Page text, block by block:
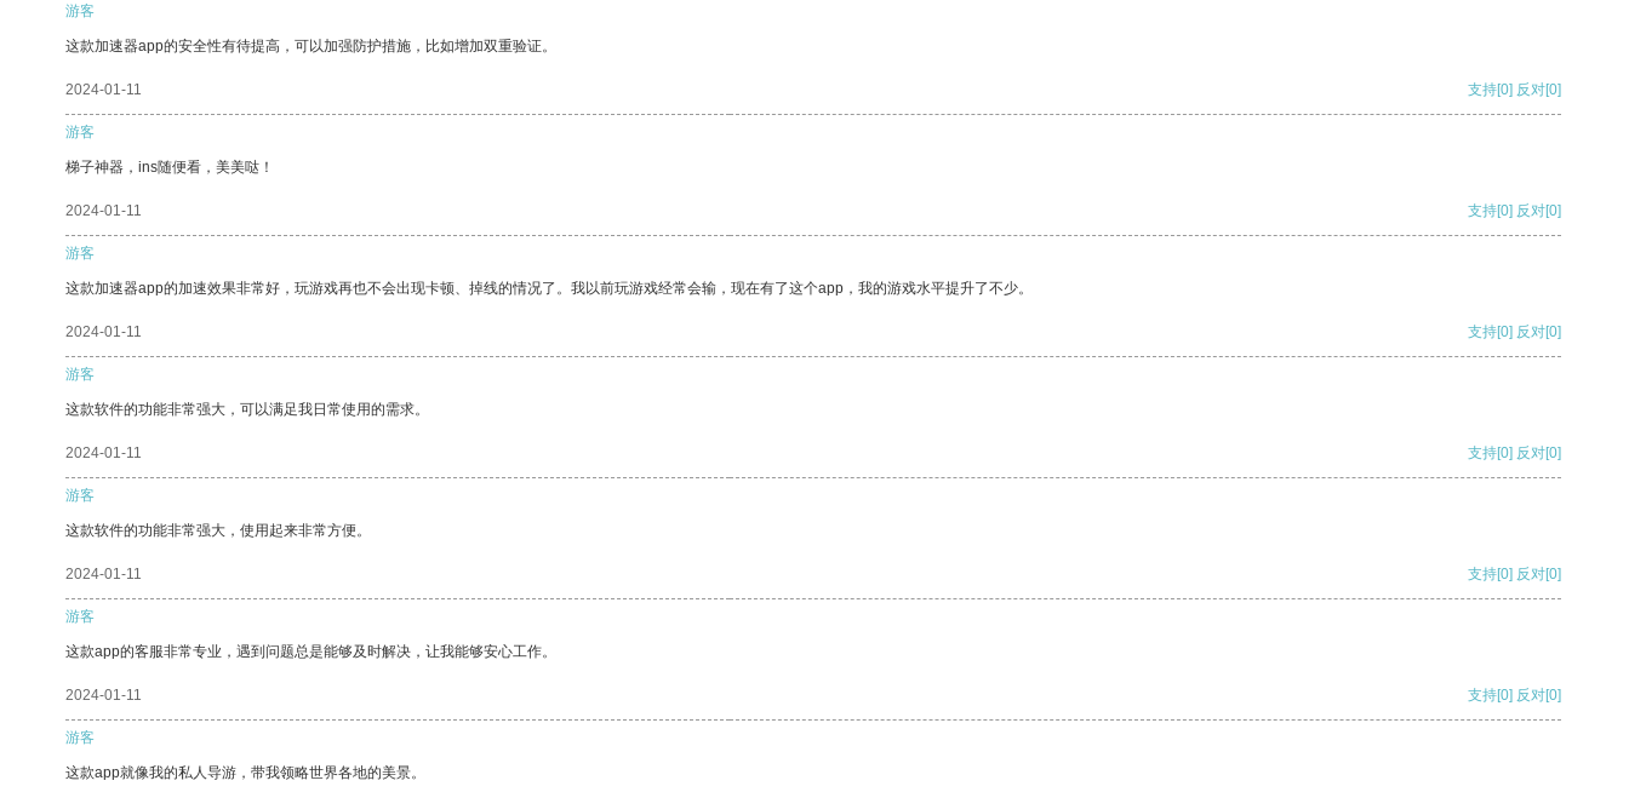
游客
这款加速器app的安全性有待提高，可以加强防护措施，比如增加双重验证。
2024-01-11 支持[0] 反对[0]
游客
梯子神器，ins随便看，美美哒！
2024-01-11 支持[0] 反对[0]
游客
这款加速器app的加速效果非常好，玩游戏再也不会出现卡顿、掉线的情况了。我以前玩游戏经常会输，现在有了这个app，我的游戏水平提升了不少。
2024-01-11 支持[0] 反对[0]
游客
这款软件的功能非常强大，可以满足我日常使用的需求。
2024-01-11 支持[0] 反对[0]
游客
这款软件的功能非常强大，使用起来非常方便。
2024-01-11 支持[0] 反对[0]
游客
这款app的客服非常专业，遇到问题总是能够及时解决，让我能够安心工作。
2024-01-11 支持[0] 反对[0]
游客
这款app就像我的私人导游，带我领略世界各地的美景。